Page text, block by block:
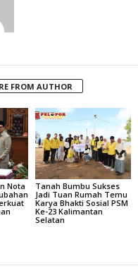
FROM AUTHOR
Nota
Tanah Bumbu Sukses
Jadi Tuan Rumah Temu
Karya Bhakti Sosial PSM
Ke-23 Kalimantan
Selatan